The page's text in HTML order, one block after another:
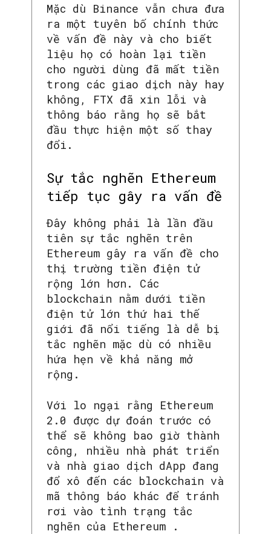
Mặc dù Binance vẫn chưa đưa
ra một tuyên bố chính thức
về vấn đề này và cho biết
liệu họ có hoàn lại tiền
cho người dùng đã mất tiền
trong các giao dịch này hay
không, FTX đã xin lỗi và
thông báo rằng họ sẽ bắt
đầu thực hiện một số thay
đổi.
Sự tắc nghẽn Ethereum
tiếp tục gây ra vấn đề
Đây không phải là lần đầu
tiên sự tắc nghẽn trên
Ethereum gây ra vấn đề cho
thị trường tiền điện tử
rộng lớn hơn. Các
blockchain nằm dưới tiền
điện tử lớn thứ hai thế
giới đã nổi tiếng là dễ bị
tắc nghẽn mặc dù có nhiều
hứa hẹn về khả năng mở
rộng.
Với lo ngại rằng Ethereum
2.0 được dự đoán trước có
thể sẽ không bao giờ thành
công, nhiều nhà phát triển
và nhà giao dịch dApp đang
đổ xô đến các blockchain và
mã thông báo khác để tránh
rơi vào tình trạng tắc
nghẽn của Ethereum .